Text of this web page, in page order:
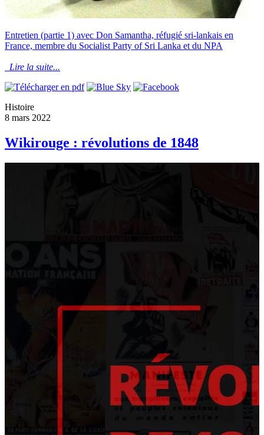
Entretien (partie 1) avec Don Samantha, réfugié sri-lankais en
France, membre du Socialist Party of Sri Lanka et du NPA
Lire la suite...
Histoire
8 mars 2022
Wikirouge : révolutions de 1848